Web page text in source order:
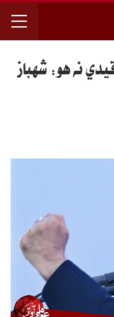
نه هو: شهباز